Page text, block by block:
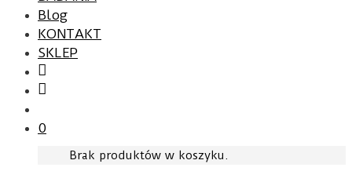
Blog
KONTAKT
SKLEP
0
Brak produktów w koszyku.